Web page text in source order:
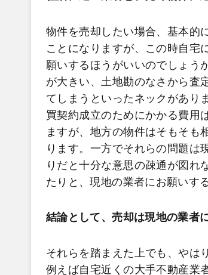
物件を売却したい場合、基本的
ことになりますが、この時自宅
願いするほうがいいのでしょう
が大きい、土地勘のなさから査
てしまうといったネックがあり
買契約成立のためにかかる費用
ますが、地方の物件はそもそも
ります。一方でそれらの問題は
りだと十分な意思の疎通が図れ
たりと、現地の業者にお願いす
結論として、売却は現地の業者
それらを踏まえた上でも、やは
例えば自宅近くの大手不動産業